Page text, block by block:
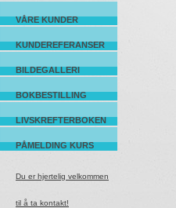
VÅRE KUNDER
KUNDEREFERANSER
BILDEGALLERI
BOKBESTILLING
LIVSKREFTERBOKEN
PÅMELDING KURS
Du er hjertelig velkommen
til å ta kontakt!